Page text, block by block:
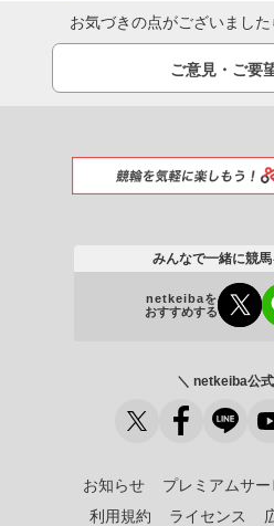
お気づきの点がございまし
ご意見・ご要
みんなで一緒に競
netkeibaを
おすすめする
＼ netkeiba公
お知らせ プレミアムサー
利用規約
ライセンス